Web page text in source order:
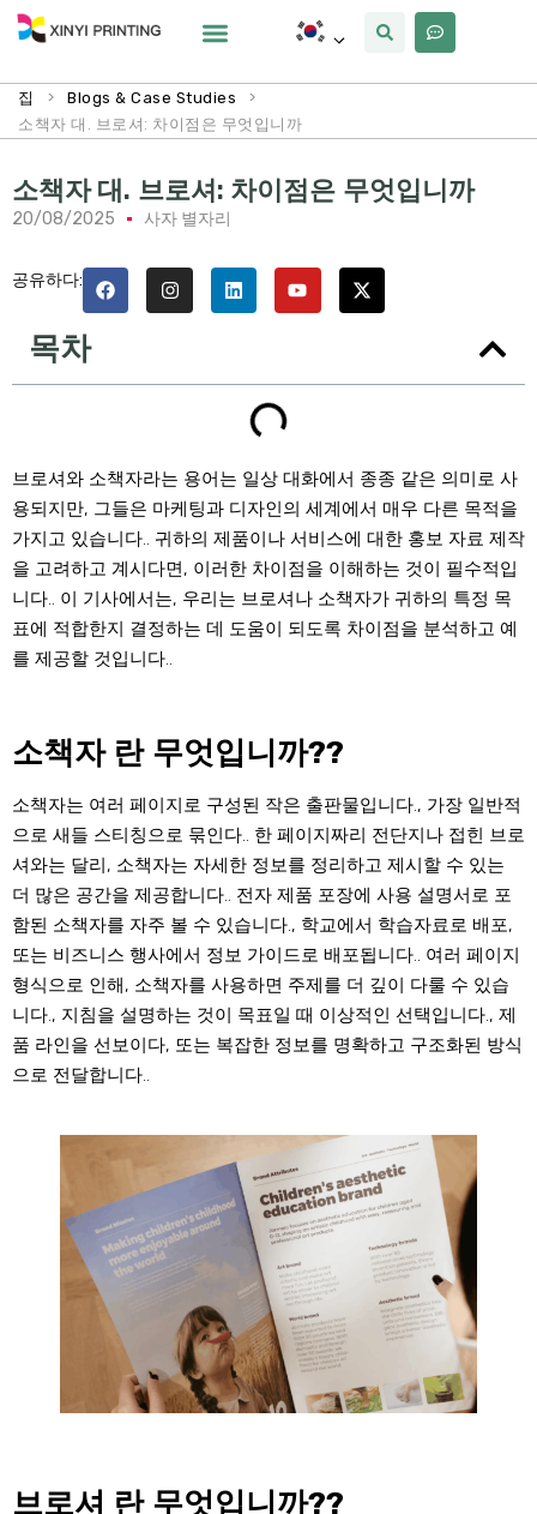
집 > Blogs & Case Studies
>
소책자 대. 브로셔: 차이점은 무엇입니까
소책자 대. 브로셔: 차이점은 무엇입니까
20/08/2025 사자 별자리
공유하다:
목차
브로셔와 소책자라는 용어는 일상 대화에서 종종 같은 의미로 사
용되지만, 그들은 마케팅과 디자인의 세계에서 매우 다른 목적을
가지고 있습니다.. 귀하의 제품이나 서비스에 대한 홍보 자료 제작
을 고려하고 계시다면, 이러한 차이점을 이해하는 것이 필수적입
니다.. 이 기사에서는, 우리는 브로셔나 소책자가 귀하의 특정 목
표에 적합한지 결정하는 데 도움이 되도록 차이점을 분석하고 예
를 제공할 것입니다..
소책자 란 무엇입니까??
소책자는 여러 페이지로 구성된 작은 출판물입니다., 가장 일반적
으로 새들 스티칭으로 묶인다.. 한 페이지짜리 전단지나 접힌 브로
셔와는 달리, 소책자는 자세한 정보를 정리하고 제시할 수 있는
더 많은 공간을 제공합니다.. 전자 제품 포장에 사용 설명서로 포
함된 소책자를 자주 볼 수 있습니다., 학교에서 학습자료로 배포,
또는 비즈니스 행사에서 정보 가이드로 배포됩니다.. 여러 페이지
형식으로 인해, 소책자를 사용하면 주제를 더 깊이 다룰 수 있습
니다., 지침을 설명하는 것이 목표일 때 이상적인 선택입니다., 제
품 라인을 선보이다, 또는 복잡한 정보를 명확하고 구조화된 방식
으로 전달합니다..
브로셔 란 무엇입니까??